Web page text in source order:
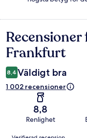
Recensioner
Frankfurt
8,4 Väldigt bra
1 002 recensioner
8,8
Renlighet
Recensioner